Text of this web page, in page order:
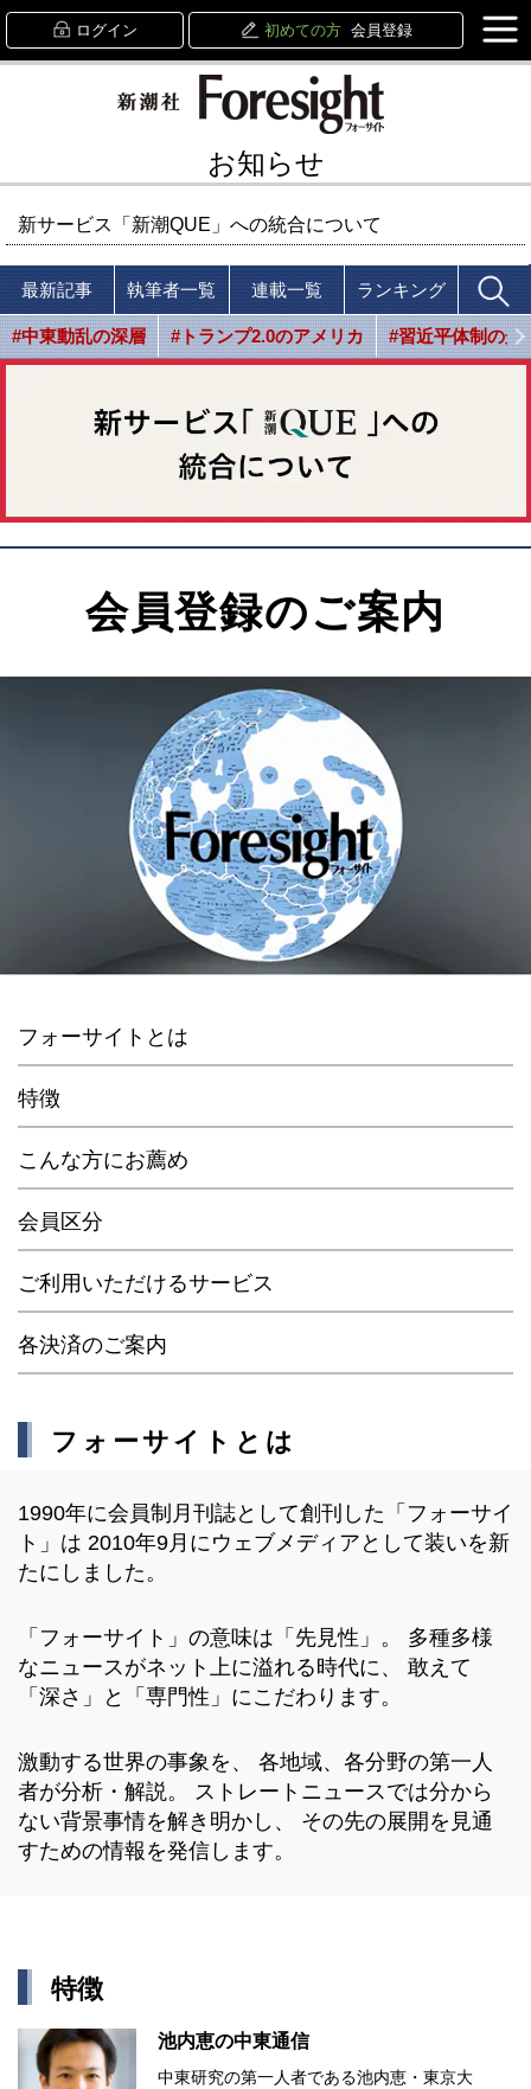
ログイン 初めての方 会員登録
お知らせ
新サービス「新潮QUE」への統合について
最新記事 執筆者一覧 連載一覧 ランキング
#中東動乱の深層 #トランプ2.0のアメリカ #習近平体制の光
会員登録のご案内
フォーサイトとは
特徴
こんな方にお薦め
会員区分
ご利用いただけるサービス
各決済のご案内
フォーサイトとは
1990年に会員制月刊誌として創刊した「フォーサイ
ト」は 2010年9月にウェブメディアとして装いを新
たにしました。
「フォーサイト」の意味は「先見性」。 多種多様
なニュースがネット上に溢れる時代に、 敢えて
「深さ」と「専門性」にこだわります。
激動する世界の事象を、 各地域、各分野の第一人
者が分析・解説。 ストレートニュースでは分から
ない背景事情を解き明かし、 その先の展開を見通
すための情報を発信します。
特徴
池内恵の中東通信
中東研究の第⼀⼈者である池内恵・東京⼤